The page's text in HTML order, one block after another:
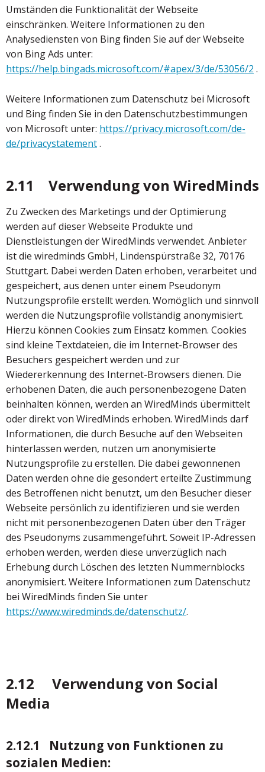
Umständen die Funktionalität der Webseite
einschränken. Weitere Informationen zu den
Analysediensten von Bing finden Sie auf der Webseite
von Bing Ads unter:
https://help.bingads.microsoft.com/#apex/3/de/53056/2 .
Weitere Informationen zum Datenschutz bei Microsoft
und Bing finden Sie in den Datenschutzbestimmungen
von Microsoft unter: https://privacy.microsoft.com/de-
de/privacystatement.
2.11 Verwendung von WiredMinds
Zu Zwecken des Marketings und der Optimierung
werden auf dieser Webseite Produkte und
Dienstleistungen der WiredMinds verwendet. Anbieter
ist die wiredminds GmbH, Lindenspürstraße 32, 70176
Stuttgart. Dabei werden Daten erhoben, verarbeitet und
gespeichert, aus denen unter einem Pseudonym
Nutzungsprofile erstellt werden. Womöglich und sinnvoll
werden die Nutzungsprofile vollständig anonymisiert.
Hierzu können Cookies zum Einsatz kommen. Cookies
sind kleine Textdateien, die im Internet-Browser des
Besuchers gespeichert werden und zur
Wiedererkennung des Internet-Browsers dienen. Die
erhobenen Daten, die auch personenbezogene Daten
beinhalten können, werden an WiredMinds übermittelt
oder direkt von WiredMinds erhoben. WiredMinds darf
Informationen, die durch Besuche auf den Webseiten
hinterlassen werden, nutzen um anonymisierte
Nutzungsprofile zu erstellen. Die dabei gewonnenen
Daten werden ohne die gesondert erteilte Zustimmung
des Betroffenen nicht benutzt, um den Besucher dieser
Webseite persönlich zu identifizieren und sie werden
nicht mit personenbezogenen Daten über den Träger
des Pseudonyms zusammengeführt. Soweit IP-Adressen
erhoben werden, werden diese unverzüglich nach
Erhebung durch Löschen des letzten Nummernblocks
anonymisiert. Weitere Informationen zum Datenschutz
bei WiredMinds finden Sie unter
https://www.wiredminds.de/datenschutz/.
2.12 Verwendung von Social
Media
2.12.1 Nutzung von Funktionen zu
sozialen Medien: